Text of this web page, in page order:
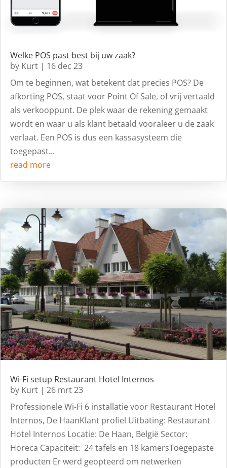
Welke POS past best bij uw zaak?
by Kurt | 16 dec 23
Om te beginnen, wat betekent dat precies POS? De
afkorting POS, staat voor Point Of Sale, of vrij vertaald
als verkooppunt. De plek waar de rekening gemaakt
wordt en waar u als klant betaald vooraleer u de zaak
verlaat. Een POS is dus een kassasysteem die
toegepast...
read more
Wi-Fi setup Restaurant Hotel Internos
by Kurt | 26 mrt 23
Professionele Wi-Fi 6 installatie voor Restaurant Hotel
Internos, De HaanKlant profiel Uitbating: Restaurant
Hotel Internos Locatie: De Haan, België Sector:
Horeca Capaciteit: 24 tafels en 18 kamersToegepaste
producten Er werd geopteerd om netwerken